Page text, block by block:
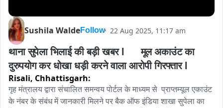
Sushila WaldeFollow 22 Aug 2025, 11:17 am
थाना सुपेला भिलाई की बड़ी खबर l      मूल अकाउंट का
दुरुपयोग कर धोखा धड़ी करने वाला आरोपी गिरफ्तार l
Risali, Chhattisgarh:
गृह मंत्रालय द्वारा संचालित समन्वय पोर्टल के माध्यम से  प्राप्तम्यूल एकाउंट
के नंबर के संबंध में जानकारी मिलने पर बैक ऑफ इंडिया शाखा सुपेला का